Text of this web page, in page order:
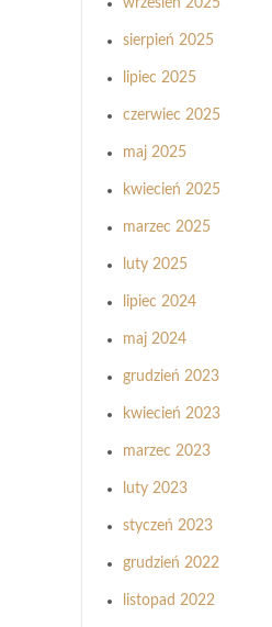
sierpień 2025
lipiec 2025
czerwiec 2025
maj 2025
kwiecień 2025
marzec 2025
luty 2025
lipiec 2024
maj 2024
grudzień 2023
kwiecień 2023
marzec 2023
luty 2023
styczeń 2023
grudzień 2022
listopad 2022